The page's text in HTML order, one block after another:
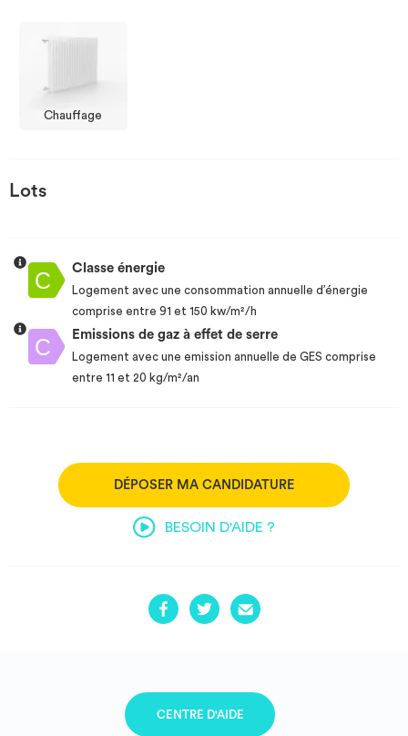
Chauffage
Lots
Classe énergie
Logement avec une consommation annuelle d’énergie
comprise entre 91 et 150 kw/m²/h
Emissions de gaz à effet de serre
Logement avec une emission annuelle de GES comprise
entre 11 et 20 kg/m²/an
DÉPOSER MA CANDIDATURE
BESOIN D'AIDE ?
CENTRE D'AIDE